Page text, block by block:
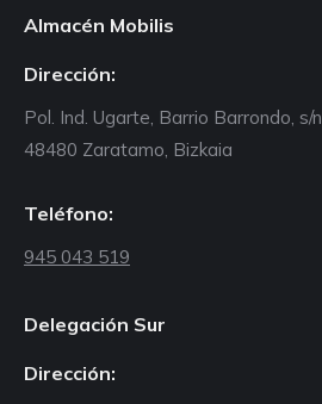
Almacén Mobilis
Dirección:
Pol. Ind. Ugarte, Barrio Barrondo, s/n
48480 Zaratamo, Bizkaia
Teléfono:
945 043 519
Delegación Sur
Dirección: